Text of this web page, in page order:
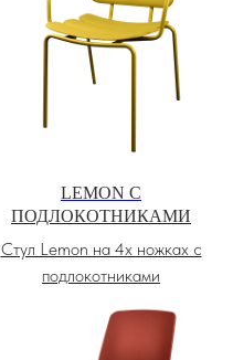
LEMON С
ПОДЛОКОТНИКАМИ
Стул Lemon на 4х ножках с
подлокотниками